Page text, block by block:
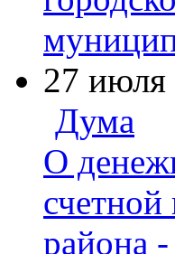
27 июля
Дума
О
района